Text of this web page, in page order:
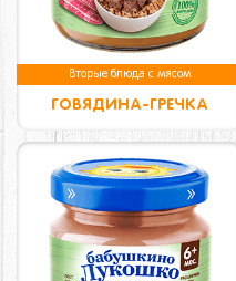
Вторые блюда с мясом
ГОВЯДИНА-ГРЕЧКА